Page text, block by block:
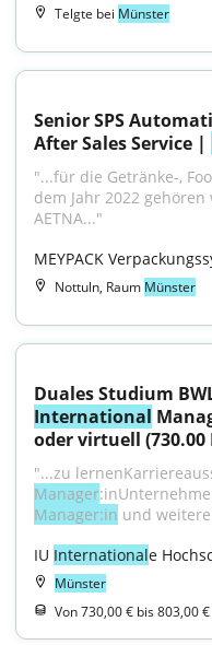
Telgte bei Münster
Senior SPS
After Sales Service |
"...für die Getränke-,
dem Jahr 2022
AETNA..."
MEYPACK
Nottuln, Raum Münster
International
oder virtuell (730.00
"...zu
Manager
Manager:in und
IU Internationale
Münster
Von 730,00 € bis 803,00